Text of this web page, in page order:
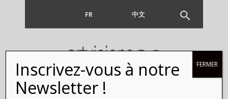
FR 中文
Inscrivez-vous à notre
Newsletter !
FERMER